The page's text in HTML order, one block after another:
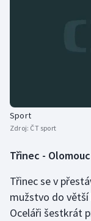
Sport
Zdroj: ČT sport
Třinec -
Třinec se v
mužstvo do
Oceláři šestkrát